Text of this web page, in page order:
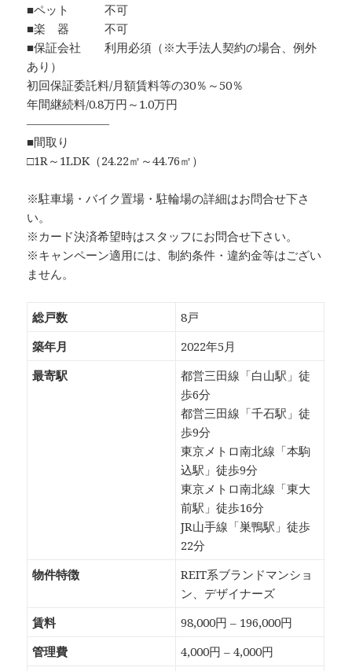
■ペット 不可
■楽 器 不可
■保証会社 利用必須（※大手法人契約の場合、例外
あり）
初回保証委託料/月額賃料等の30％～50％
年間継続料/0.8万円～1.0万円
―――――――
■間取り
□1R～1LDK（24.22㎡～44.76㎡）
※駐車場・バイク置場・駐輪場の詳細はお問合せ下さ
い。
※カード決済希望時はスタッフにお問合せ下さい。
※キャンペーン適用には、制約条件・違約金等はござい
ません。
総戸数
8戸
築年月
2022年5月
最寄駅
都営三田線「白山駅」徒
歩6分
都営三田線「千石駅」徒
歩9分
東京メトロ南北線「本駒
込駅」徒歩9分
東京メトロ南北線「東大
前駅」徒歩16分
JR山手線「巣鴨駅」徒歩
22分
物件特徴
REIT系ブランドマンショ
ン、デザイナーズ
賃料
98,000円 – 196,000円
管理費
4,000円 – 4,000円